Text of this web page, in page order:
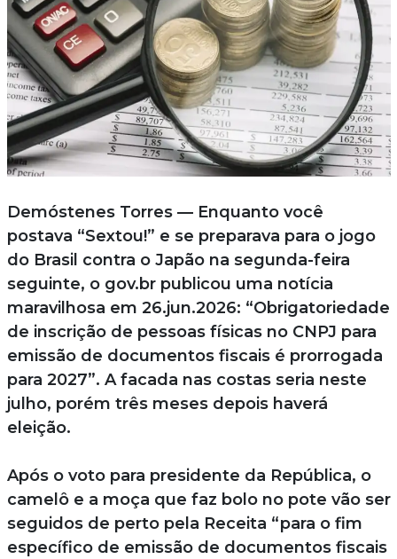
Demóstenes Torres — Enquanto você
postava “Sextou!” e se preparava para o jogo
do Brasil contra o Japão na segunda-feira
seguinte, o gov.br publicou uma notícia
maravilhosa em 26.jun.2026: “Obrigatoriedade
de inscrição de pessoas físicas no CNPJ para
emissão de documentos fiscais é prorrogada
para 2027”. A facada nas costas seria neste
julho, porém três meses depois haverá
eleição.
Após o voto para presidente da República, o
camelô e a moça que faz bolo no pote vão ser
seguidos de perto pela Receita “para o fim
específico de emissão de documentos fiscais